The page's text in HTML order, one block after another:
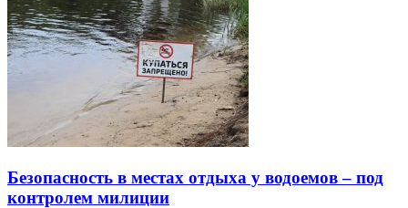
Безопасность в местах отдыха у водоемов – под
контролем милиции